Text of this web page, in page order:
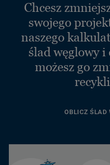
Chcesz
swojego
naszego
ślad węglowy i
możesz go
OBLICZ ŚLAD